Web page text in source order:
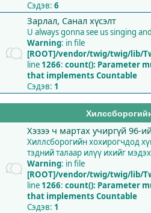
Сэдэв: 6
Зарлал, Санал хүсэлт
U always gonna see us singing
Warning: in file
[ROOT]/vendor/twig/twig/lib/
line 1266: count(): Parameter
that implements Countable
Сэдэв: 1
Хэзээ ч мартах учиргүй 96-
Хиллсборогийн хохирогчдод
тэдний талаар илүү ихийг
Warning: in file
[ROOT]/vendor/twig/twig/lib/
line 1266: count(): Parameter
that implements Countable
Сэдэв: 1